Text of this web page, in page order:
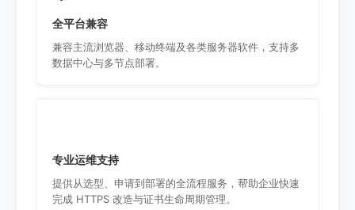
全平台兼容
兼容主流浏览器、移动终端及各类服务器软件，支持多
数据中心与多节点部署。
专业运维支持
提供从选型、申请到部署的全流程服务，帮助企业快速
完成 HTTPS 改造与证书生命周期管理。